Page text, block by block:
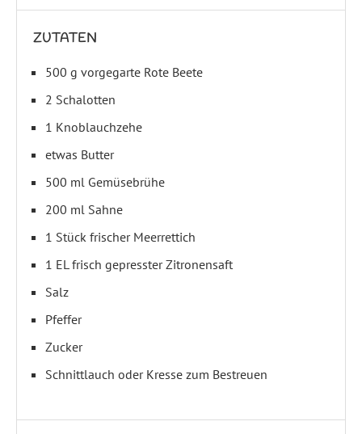
ZUTATEN
500 g vorgegarte Rote Beete
2 Schalotten
1 Knoblauchzehe
etwas Butter
500 ml Gemüsebrühe
200 ml Sahne
1 Stück frischer Meerrettich
1 EL frisch gepresster Zitronensaft
Salz
Pfeffer
Zucker
Schnittlauch oder Kresse zum Bestreuen